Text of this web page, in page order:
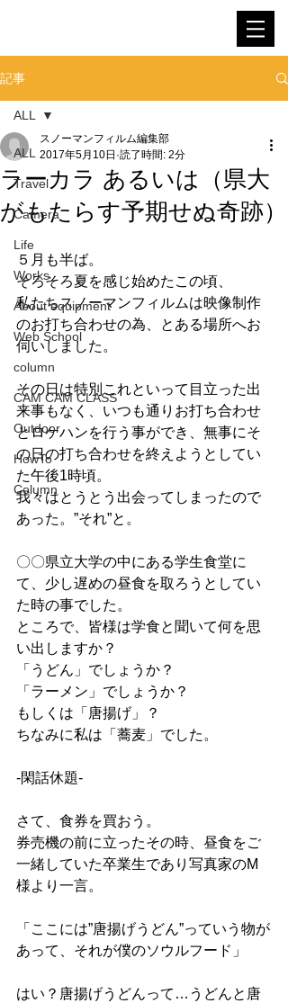
記事
ALL
Travel
Camera
Life
Works
About equipment
Web School
column
CAM CAM CLASS
Outdoor
HowTo
Column
ALL
ラーカラ あるいは（県大
がもたらす予期せぬ奇跡）
スノーマンフィルム編集部
2017年5月10日 読了時間: 2分
５月も半ば。
そろそろ夏を感じ始めたこの頃、
私たちスノーマンフィルムは映像制作
のお打ち合わせの為、とある場所へお
伺いしました。
その日は特別これといって目立った出
来事もなく、いつも通りお打ち合わせ
とロケハンを行う事ができ、無事にそ
の日の打ち合わせを終えようとしてい
た午後1時頃。
我々はとうとう出会ってしまったので
あった。”それ”と。
〇〇県立大学の中にある学生食堂に
て、少し遅めの昼食を取ろうとしてい
た時の事でした。
ところで、皆様は学食と聞いて何を思
い出しますか？
「うどん」でしょうか？
「ラーメン」でしょうか？
もしくは「唐揚げ」？
ちなみに私は「蕎麦」でした。
-閑話休題-
さて、食券を買おう。
券売機の前に立ったその時、昼食をご
一緒していた卒業生であり写真家のM
様より一言。
「ここには”唐揚げうどん”っていう物が
あって、それが僕のソウルフード」
はい？唐揚げうどんって…うどんと唐